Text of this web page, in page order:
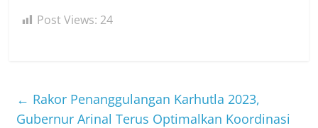
Post Views: 24
← Rakor Penanggulangan Karhutla 2023,
Gubernur Arinal Terus Optimalkan Koordinasi